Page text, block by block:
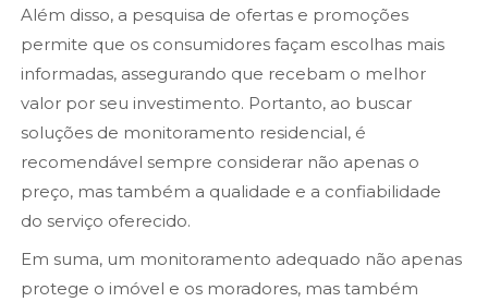
Além disso, a pesquisa de ofertas e promoções
permite que os consumidores façam escolhas mais
informadas, assegurando que recebam o melhor
valor por seu investimento. Portanto, ao buscar
soluções de monitoramento residencial, é
recomendável sempre considerar não apenas o
preço, mas também a qualidade e a confiabilidade
do serviço oferecido.
Em suma, um monitoramento adequado não apenas
protege o imóvel e os moradores, mas também